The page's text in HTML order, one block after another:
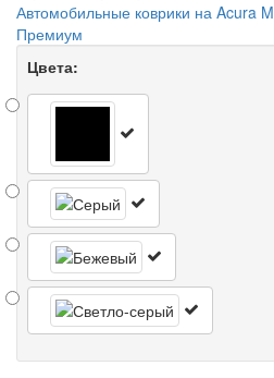
Автомобильные коврики на Acura
Премиум
Цвета: